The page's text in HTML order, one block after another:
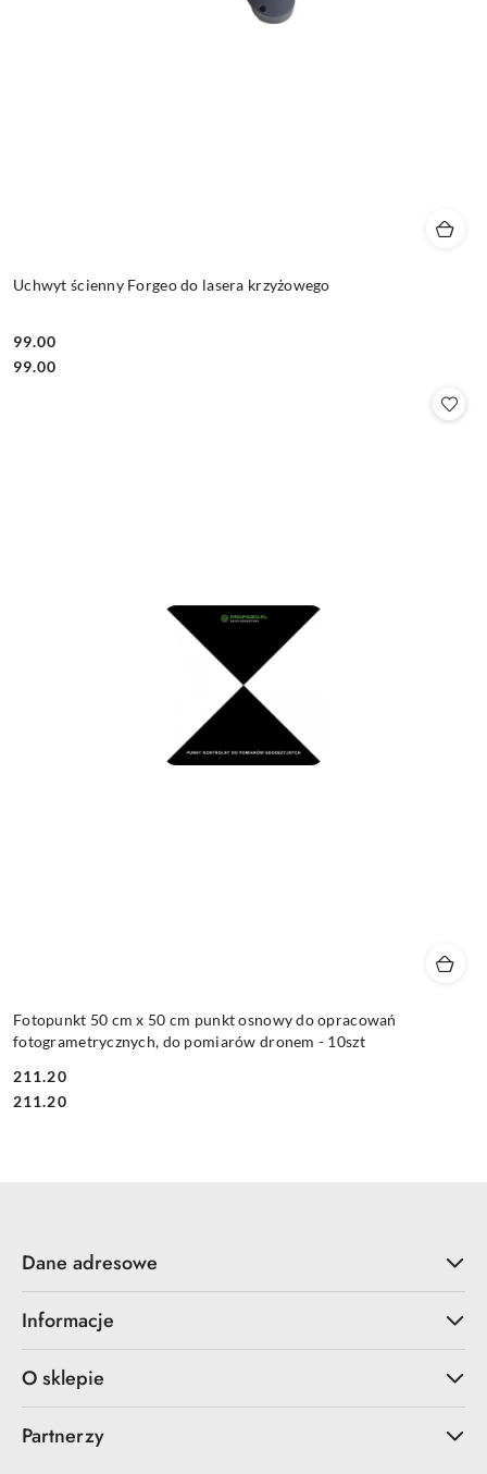
Uchwyt ścienny Forgeo do lasera krzyżowego
Cena:
99.00
Cena:
99.00
Fotopunkt 50 cm x 50 cm punkt osnowy do opracowań
fotogrametrycznych, do pomiarów dronem - 10szt
Cena:
211.20
Cena:
211.20
Dane adresowe
Informacje
O sklepie
Partnerzy